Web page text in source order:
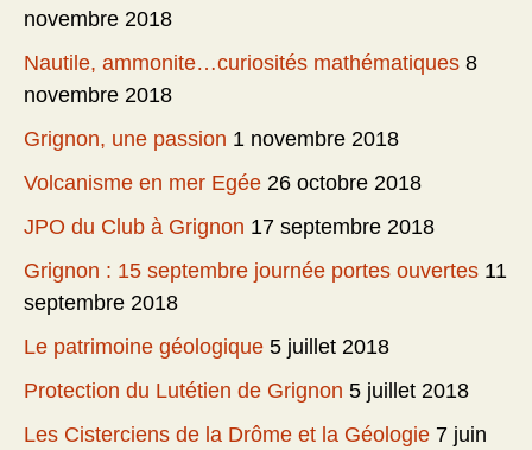
novembre 2018
Nautile, ammonite…curiosités mathématiques 8
novembre 2018
Grignon, une passion 1 novembre 2018
Volcanisme en mer Egée 26 octobre 2018
JPO du Club à Grignon 17 septembre 2018
Grignon : 15 septembre journée portes ouvertes 11
septembre 2018
Le patrimoine géologique 5 juillet 2018
Protection du Lutétien de Grignon 5 juillet 2018
Les Cisterciens de la Drôme et la Géologie 7 juin